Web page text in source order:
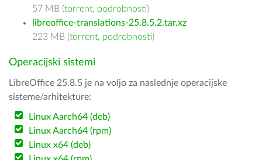
57 MB (torrent, podrobnosti)
libreoffice-translations-25.8.5.2.tar.xz
223 MB (torrent, podrobnosti)
Operacijski sistemi
LibreOffice 25.8.5 je na voljo za naslednje operacijske
sisteme/arhitekture:
Linux Aarch64 (deb)
Linux Aarch64 (rpm)
Linux x64 (deb)